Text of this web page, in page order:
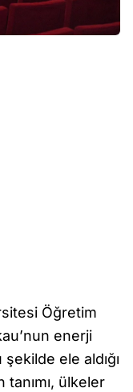
Öğretim
enerji
ele aldığı
tanımı, ülkeler